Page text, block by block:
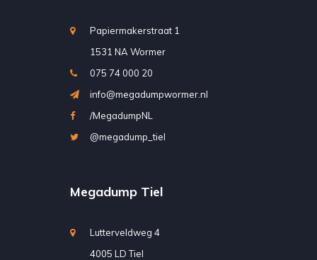
Papiermakerstraat 1
1531 NA Wormer
075 74 000 20
info@megadumpwormer.nl
/MegadumpNL
@megadump_tiel
Megadump Tiel
Lutterveldweg 4
4005 LD Tiel